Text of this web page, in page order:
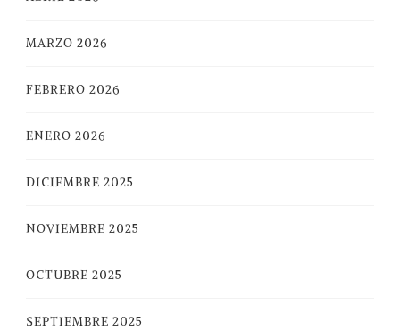
MARZO 2026
FEBRERO 2026
ENERO 2026
DICIEMBRE 2025
NOVIEMBRE 2025
OCTUBRE 2025
SEPTIEMBRE 2025